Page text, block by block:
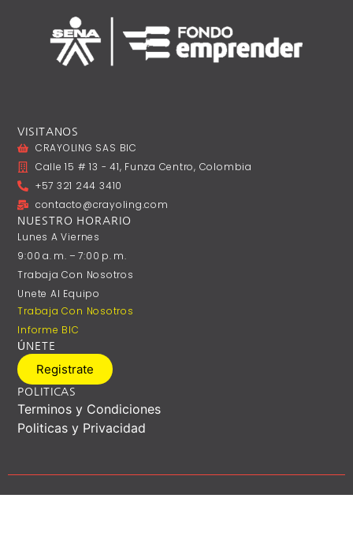
VISITANOS
CRAYOLING SAS BIC
Calle 15 # 13 - 41, Funza Centro, Colombia
+57 321 244 3410
contacto@crayoling.com
NUESTRO HORARIO
Lunes A ‎Viernes
9:00 A. M. – 7:00 P. M.
Trabaja Con Nosotros
Unete Al Equipo
Trabaja Con Nosotros
Informe BIC
ÚNETE
Registrate
POLITICAS
Terminos y Condiciones
Politicas y Privacidad